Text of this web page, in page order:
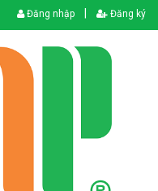
Đăng nhập Đăng ký